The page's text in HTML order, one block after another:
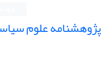
پژوهشنامه علوم